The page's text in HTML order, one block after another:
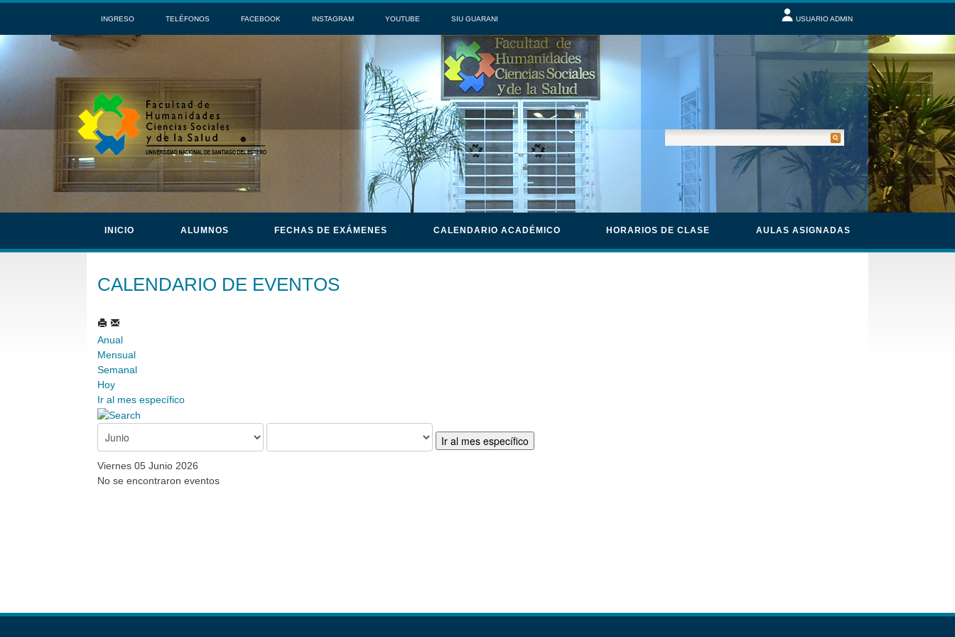
INGRESO TELÉFONOS FACEBOOK INSTAGRAM YOUTUBE SIU GUARANI USUARIO ADMIN
INICIO ALUMNOS FECHAS DE EXÁMENES CALENDARIO ACADÉMICO HORARIOS DE CLASE AULAS ASIGNADAS
CALENDARIO DE EVENTOS
Anual
Mensual
Semanal
Hoy
Ir al mes específico
Ir al mes específico
Viernes 05 Junio 2026
No se encontraron eventos